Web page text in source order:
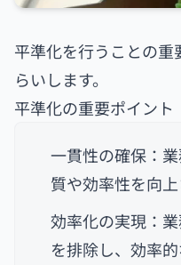
平準化を行うことの
らいします。
平準化の重要ポイント
一貫性の確保：
質や効率性を向上
効率化の実現：
を排除し、効率